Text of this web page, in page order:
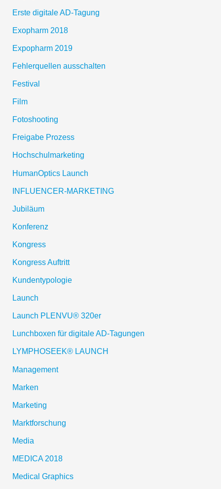
Erste digitale AD-Tagung
Exopharm 2018
Expopharm 2019
Fehlerquellen ausschalten
Festival
Film
Fotoshooting
Freigabe Prozess
Hochschulmarketing
HumanOptics Launch
INFLUENCER-MARKETING
Jubiläum
Konferenz
Kongress
Kongress Auftritt
Kundentypologie
Launch
Launch PLENVU® 320er
Lunchboxen für digitale AD-Tagungen
LYMPHOSEEK® LAUNCH
Management
Marken
Marketing
Marktforschung
Media
MEDICA 2018
Medical Graphics